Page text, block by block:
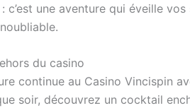
c’est une aventure qui éveille vos
du casino
continue au Casino Vincispin
soir, découvrez un cocktail